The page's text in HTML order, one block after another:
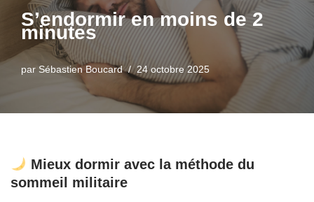
S’endormir en moins de 2
minutes
par Sébastien Boucard 24 octobre 2025
Mieux dormir avec la méthode du
sommeil militaire